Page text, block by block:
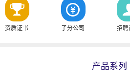
资质证书 子分公司 招聘
产品系列